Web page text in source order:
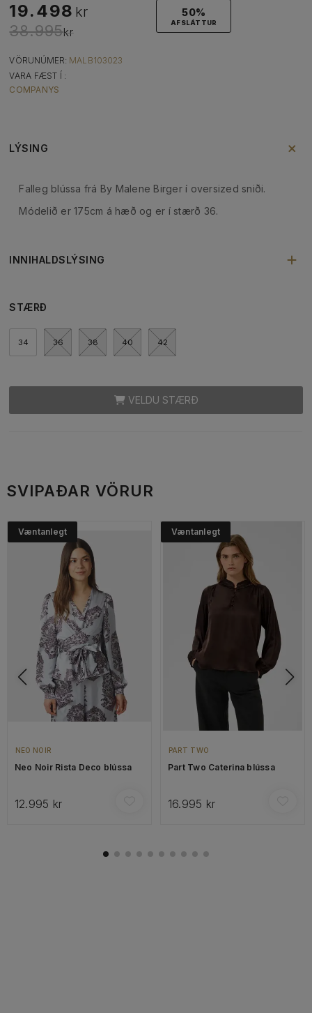
19.498 kr
38.995kr
50%
AFSLÁTTUR
VÖRUNÚMER: MALB103023
VARA FÆST Í :
COMPANYS
LÝSING
Falleg blússa frá By Malene Birger í oversized sniði.
Módelið er 175cm á hæð og er í stærð 36.
INNIHALDSLÝSING
STÆRÐ
34 36 38 40 42
VELDU STÆRÐ
SVIPAÐAR VÖRUR
Væntanlegt
NEO NOIR
Neo Noir Rista Deco blússa
12.995 kr
Væntanlegt
PART TWO
Part Two Caterina blússa
16.995 kr